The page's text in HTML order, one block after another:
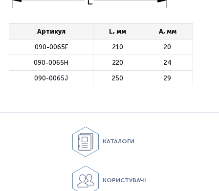
Артикул L, мм A, мм
090-0065F 210 20
090-0065H 220 24
090-0065J 250 29
КАТАЛОГИ
КОРИСТУВАЧІ